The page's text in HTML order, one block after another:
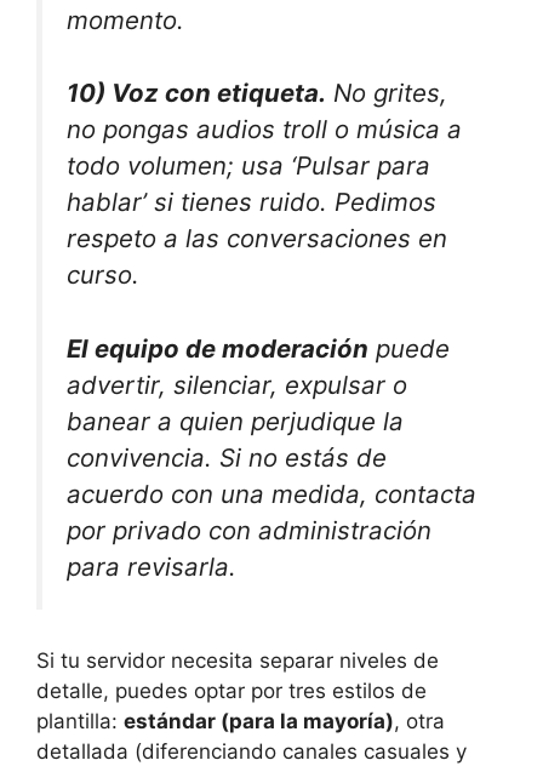
momento.
10) Voz con etiqueta. No grites,
no pongas audios troll o música a
todo volumen; usa ‘Pulsar para
hablar’ si tienes ruido. Pedimos
respeto a las conversaciones en
curso.
El equipo de moderación puede
advertir, silenciar, expulsar o
banear a quien perjudique la
convivencia. Si no estás de
acuerdo con una medida, contacta
por privado con administración
para revisarla.
Si tu servidor necesita separar niveles de
detalle, puedes optar por tres estilos de
plantilla: estándar (para la mayoría), otra
detallada (diferenciando canales casuales y